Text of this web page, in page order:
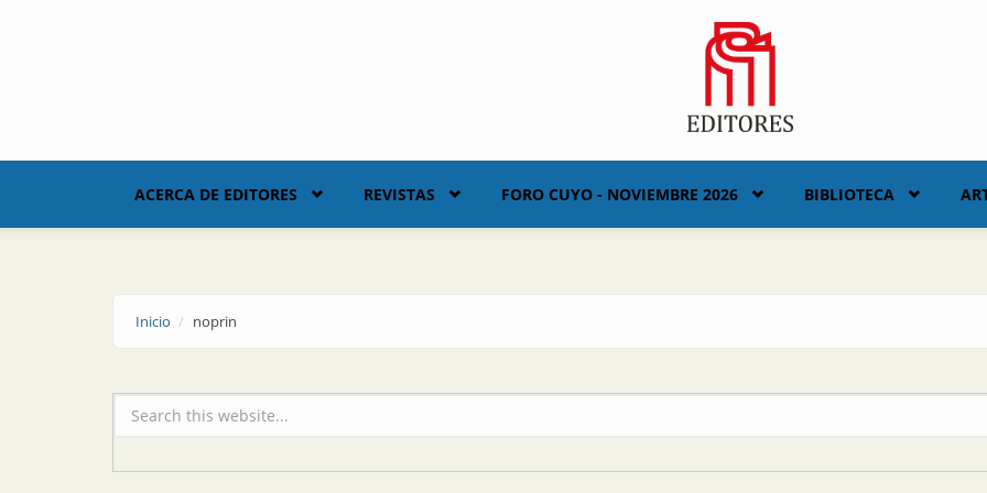
ACERCA DE EDITORES REVISTAS FORO CUYO - NOVIEMBRE 2026 BIBLIOTECA
Inicio noprin
Formulario de búsqueda